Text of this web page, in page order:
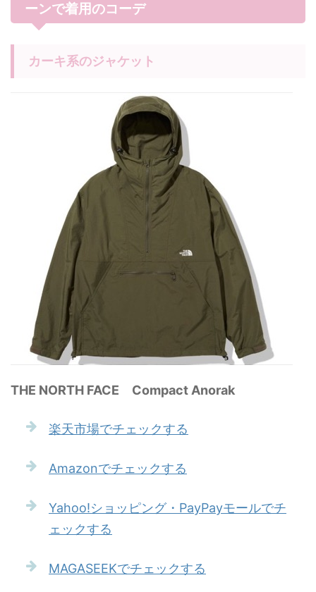
ーンで着用のコーデ
カーキ系のジャケット
THE NORTH FACE Compact Anorak
楽天市場でチェックする
Amazonでチェックする
Yahoo!ショッピング・PayPayモールでチ
ェックする
MAGASEEKでチェックする